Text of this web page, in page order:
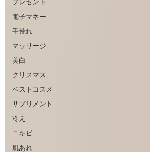
プレゼント
電子マネー
手荒れ
マッサージ
美白
クリスマス
ベストコスメ
サプリメント
冷え
ニキビ
肌あれ